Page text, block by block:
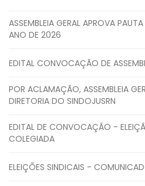
ASSEMBLEIA GERAL APROVA
ANO DE 2026
EDITAL CONVOCAÇÃO DE
POR ACLAMAÇÃO, ASSEMBLEIA
DIRETORIA DO SINDOJUSRN
EDITAL DE CONVOCAÇÃO -
COLEGIADA
ELEIÇÕES SINDICAIS -